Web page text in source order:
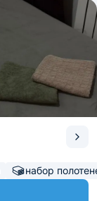
набор